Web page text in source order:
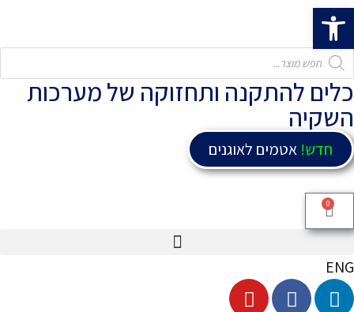
כלים להתקנה ותחזוקה של מערכות
השקיה
חדש! אטמים לאוגנים
0
ENG
פתח סרגל נגישות